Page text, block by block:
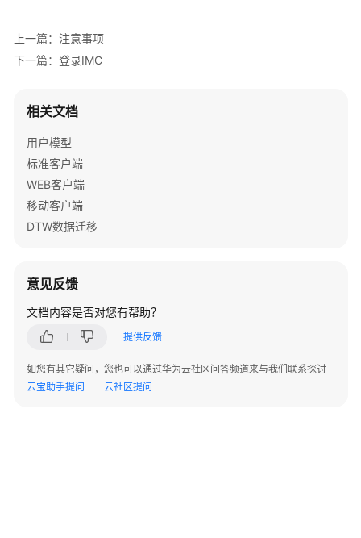
户
登
登
录
动
端
标
客
端
hash
上一篇：注意事项
下一篇：登录IMC
相关文档
用户模型
标准客户端
WEB客户端
移动客户端
DTW数据迁移
意见反馈
文档内容是否对您有帮助？
提供反馈
如您有其它疑问，您也可以通过华为云社区问答频道来与我们联系探讨
云宝助手提问
云社区提问